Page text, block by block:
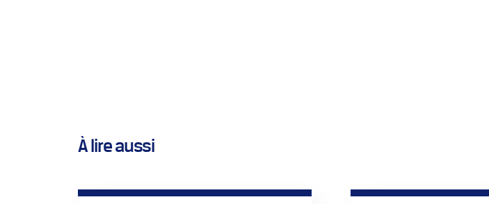
À lire aussi